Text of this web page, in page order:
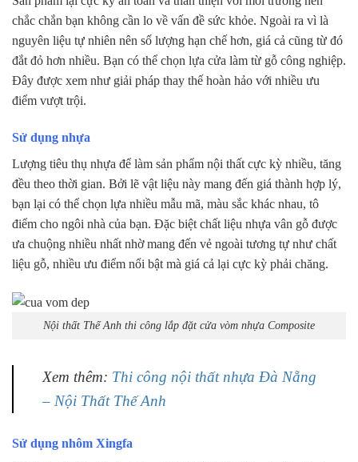
chắc chắn bạn không cần lo về vấn đề sức khỏe. Ngoài ra vì là
nguyên liệu tự nhiên nên số lượng hạn chế hơn, giá cả cũng từ đó
đắt đỏ hơn nhiều. Bạn có thể chọn lựa cửa làm từ gỗ công nghiệp.
Đây được xem như giải pháp thay thế hoàn hảo với nhiều ưu
điểm vượt trội.
Sử dụng nhựa
Lượng tiêu thụ nhựa để làm sản phẩm nội thất cực kỳ nhiều, tăng
đều theo thời gian. Bởi lẽ vật liệu này mang đến giá thành hợp lý,
bạn lại có thể chọn lựa nhiều mẫu mã, màu sắc khác nhau, tô
điểm cho ngôi nhà của bạn. Đặc biệt chất liệu nhựa vân gỗ được
ưa chuộng nhiều nhất nhờ mang đến vẻ ngoài tương tự như chất
liệu gỗ, nhiều ưu điểm nổi bật mà giá cả lại cực kỳ phải chăng.
Nội thất Thế Anh thi công lắp đặt cửa vòm nhựa Composite
Xem thêm: Thi công nội thất nhựa Đà Nẵng
– Nội Thất Thế Anh
Sử dụng nhôm Xingfa